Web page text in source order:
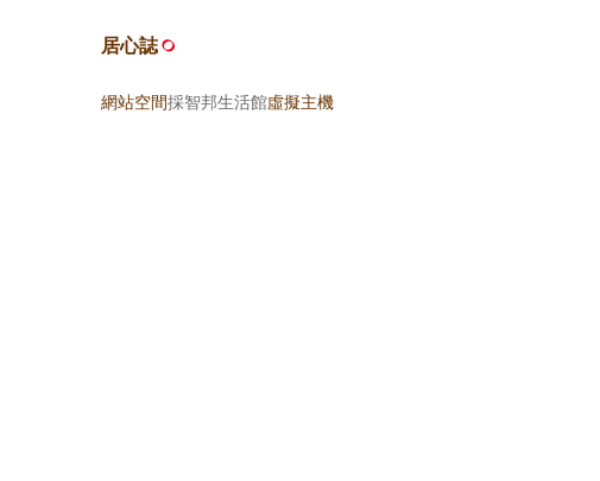
居心誌
網站空間採智邦生活館虛擬主機